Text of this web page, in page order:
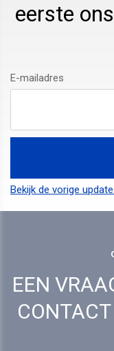
eerste
E-mailadres
Bekijk de vorige
EEN